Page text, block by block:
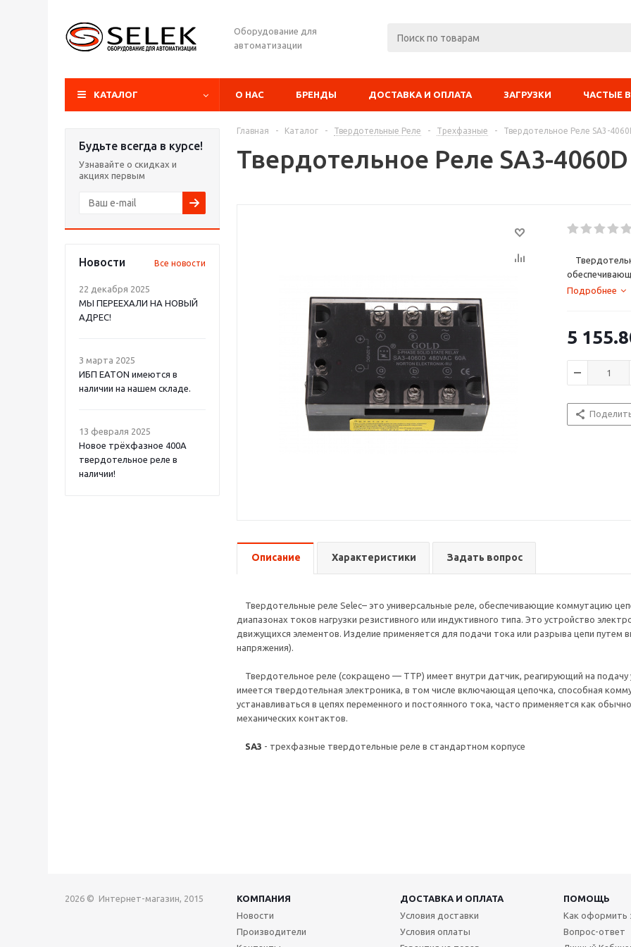
Оборудование для
автоматизации
КАТАЛОГ О НАС БРЕНДЫ ДОСТАВКА И ОПЛАТА ЗАГРУЗКИ ЧАСТЫЕ
Будьте всегда в курсе!
Узнавайте о скидках и
акциях первым
Новости Все новости
22 декабря 2025
МЫ ПЕРЕЕХАЛИ НА НОВЫЙ
АДРЕС!
3 марта 2025
ИБП EATON имеются в
наличии на нашем складе.
13 февраля 2025
Новое трёхфазное 400А
твердотельное реле в
наличии!
Главная - Каталог - Твердотельные Реле - Трехфазные - Твердотельное Реле SA3-
Твердотельное Реле SA3-4060D
в
применяется
управления
реагирующий
составе
включающая
Устройство
Подробнее
5
Описание Характеристики Задать вопрос
Твердотельные реле Selec– это универсальные реле, обеспечивающие коммутацию
диапазонах токов нагрузки резистивного или индуктивного типа. Это устройство
движущихся элементов. Изделие применяется для подачи тока или разрыва цепи путем
напряжения).
Твердотельное реле (сокращено — ТТР) имеет внутри датчик, реагирующий на подачу
имеется твердотельная электроника, в том числе включающая цепочка, способная
устанавливаться в цепях переменного и постоянного тока, часто применяется как
механических контактов.
SA3 - трехфазные твердотельные реле в стандартном корпусе
2026 © Интернет-магазин, 2015 КОМПАНИЯ ДОСТАВКА И ОПЛАТА
ПОМОЩЬ
Новости
Производители
Условия доставки
Условия оплаты
Как оформить
Вопрос-ответ